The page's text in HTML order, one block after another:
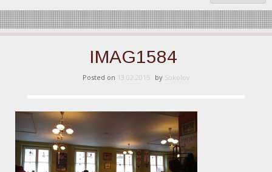
IMAG1584
Posted on 13.02.2015 by Sokolov